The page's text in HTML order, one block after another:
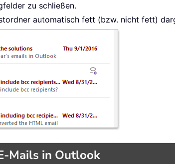
zu schließen.
automatisch fett (bzw. nicht fett)
Mails in Outlook